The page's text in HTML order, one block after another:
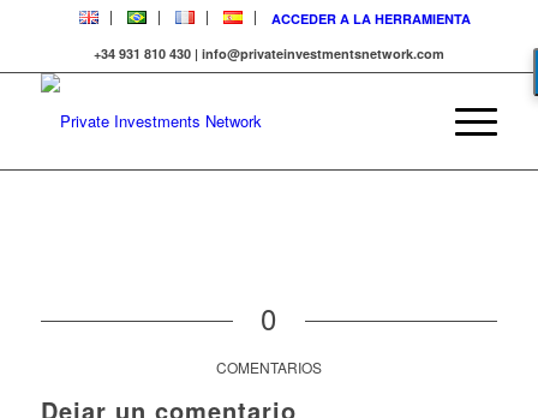
ACCEDER A LA HERRAMIENTA
+34 931 810 430 | info@privateinvestmentsnetwork.com
0
COMENTARIOS
Dejar un comentario